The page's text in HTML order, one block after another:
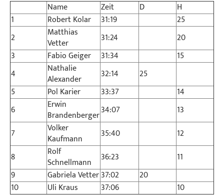
Name Zeit D
H
1
Robert Kolar 31:19
25
2
Matthias
Vetter
31:24
20
3
Fabio Geiger 31:34
15
4
Nathalie
Alexander
32:14
25
5
Pol Karier 33:37
14
6
Erwin
Brandenberger34:07
13
7
Volker
Kaufmann
35:40
12
8
Rolf
Schnellmann
36:23
11
9
Gabriela Vetter37:02
20
10
Uli Kraus 37:06 10